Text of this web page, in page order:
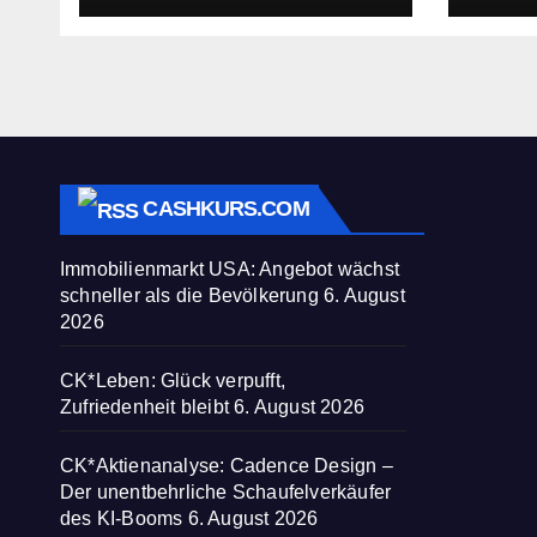
zusammenbricht!
CASHKURS.COM
Immobilienmarkt USA: Angebot wächst
schneller als die Bevölkerung 6. August
2026
CK*Leben: Glück verpufft,
Zufriedenheit bleibt 6. August 2026
CK*Aktienanalyse: Cadence Design –
Der unentbehrliche Schaufelverkäufer
des KI-Booms 6. August 2026